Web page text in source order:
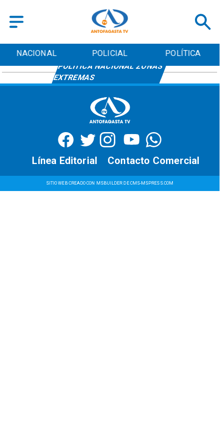
NACIONAL POLICIAL POLÍTICA
POLÍTICA NACIONAL ZONAS
EXTREMAS
SITIO WEB CREADO CON MSBUILDER DE CMS-MSPRESS.COM
Contacto Comercial
Línea Editorial